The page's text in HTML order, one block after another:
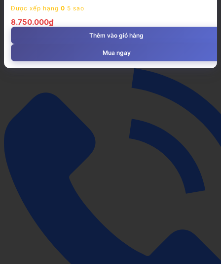
Được xếp hạng 0 5 sao
8.750.000₫
Thêm vào giỏ hàng
Mua ngay